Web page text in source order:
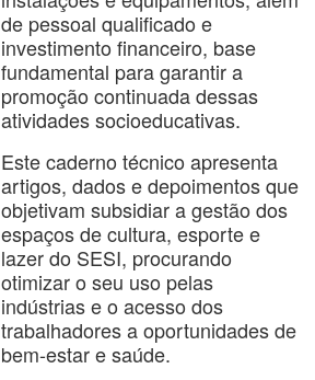
de pessoal qualificado e
investimento financeiro, base
fundamental para garantir a
promoção continuada dessas
atividades socioeducativas.
Este caderno técnico apresenta
artigos, dados e depoimentos que
objetivam subsidiar a gestão dos
espaços de cultura, esporte e
lazer do SESI, procurando
otimizar o seu uso pelas
indústrias e o acesso dos
trabalhadores a oportunidades de
bem-estar e saúde.